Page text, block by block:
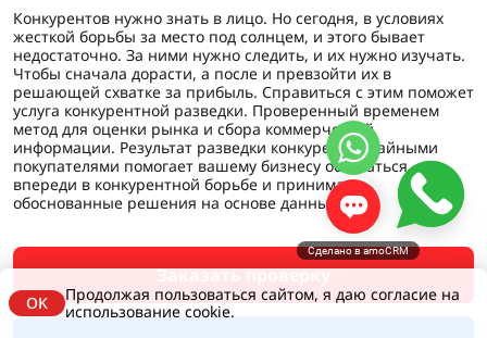
Конкурентов нужно знать в лицо. Но сегодня, в условиях
жесткой борьбы за место под солнцем, и этого бывает
недостаточно. За ними нужно следить, и их нужно изучать.
Чтобы сначала дорасти, а после и превзойти их в
решающей схватке за прибыль. Справиться с этим поможет
услуга конкурентной разведки. Проверенный временем
метод для оценки рынка и сбора коммерческой
информации. Результат разведки конкурентов тайными
покупателями помогает вашему бизнесу оставаться
впереди в конкурентной борьбе и принимать
обоснованные решения на основе данных.
Заказать проверку
OK
Продолжая пользоваться сайтом, я даю согласие на
использование cookie.
Сделано в amoCRM